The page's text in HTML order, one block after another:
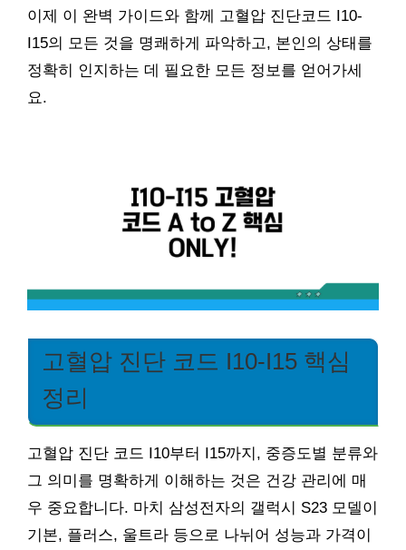
이제 이 완벽 가이드와 함께 고혈압 진단코드 I10-
I15의 모든 것을 명쾌하게 파악하고, 본인의 상태를
정확히 인지하는 데 필요한 모든 정보를 얻어가세
요.
고혈압 진단 코드 I10-I15 핵심
정리
고혈압 진단 코드 I10부터 I15까지, 중증도별 분류와
그 의미를 명확하게 이해하는 것은 건강 관리에 매
우 중요합니다. 마치 삼성전자의 갤럭시 S23 모델이
기본, 플러스, 울트라 등으로 나뉘어 성능과 가격이